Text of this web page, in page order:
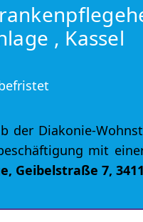
, Kassel
der Diakonie-
mit
Geibelstraße 7,